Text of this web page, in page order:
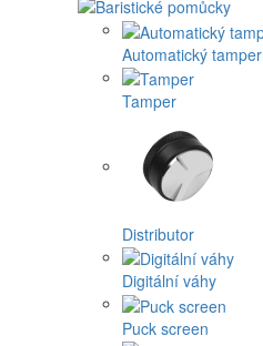
Automatický tamper
Tamper
Distributor
Digitální váhy
Puck screen